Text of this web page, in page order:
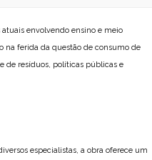
envolvendo ensino e meio
na ferida da questão de consumo de
de resíduos, políticas públicas e
especialistas, a obra oferece um